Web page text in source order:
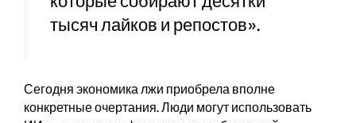
тысяч лайков и репостов».
Сегодня экономика лжи приобрела вполне
конкретные очертания. Люди могут использовать